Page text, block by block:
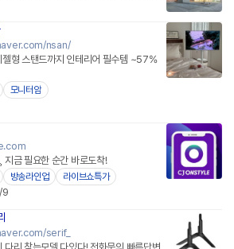
nsan/
젤형 스탠드까지 인테리어 필수템 ~57%
모니터암
금 필요한 순간 바로도착!
방송라인업 라이브쇼특가
9
serif_